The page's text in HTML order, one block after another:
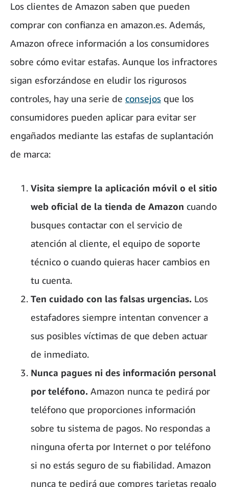
Los clientes de Amazon saben que pueden
comprar con confianza en amazon.es. Además,
Amazon ofrece información a los consumidores
sobre cómo evitar estafas. Aunque los infractores
sigan esforzándose en eludir los rigurosos
controles, hay una serie de consejos que los
consumidores pueden aplicar para evitar ser
engañados mediante las estafas de suplantación
de marca:
Visita siempre la aplicación móvil o el sitio
web oficial de la tienda de Amazon cuando
busques contactar con el servicio de
atención al cliente, el equipo de soporte
técnico o cuando quieras hacer cambios en
tu cuenta.
Ten cuidado con las falsas urgencias. Los
estafadores siempre intentan convencer a
sus posibles víctimas de que deben actuar
de inmediato.
Nunca pagues ni des información personal
por teléfono. Amazon nunca te pedirá por
teléfono que proporciones información
sobre tu sistema de pagos. No respondas a
ninguna oferta por Internet o por teléfono
si no estás seguro de su fiabilidad. Amazon
nunca te pedirá que compres tarjetas regalo